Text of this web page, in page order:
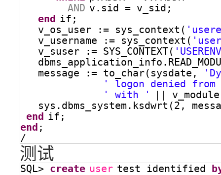
AND v.sid = v_sid;
end if;
v_os_user := sys_context(
v_username := sys_context(
v_suser := SYS_CONTEXT(
message := to_char(sysdate,
' logon denied
' with '
||
sys.dbms_system.ksdwrt(2,
end if;
end ;
/
测试
SQL> create user test identified